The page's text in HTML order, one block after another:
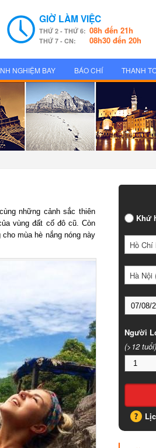
GIỜ LÀM VIỆC
THỨ 2 - THỨ 6:08h đến 21h
THỨ 7 - CN: 08h30 đến 20h
NGHIỆM BAY BÁO CHÍ THANH
những cảnh sắc thiên
vùng đất cố đô cũ. Còn
mùa hè nắng nóng này
Khứ
Hồ Chí
Hà Nội
Người
(>12 tuổi)